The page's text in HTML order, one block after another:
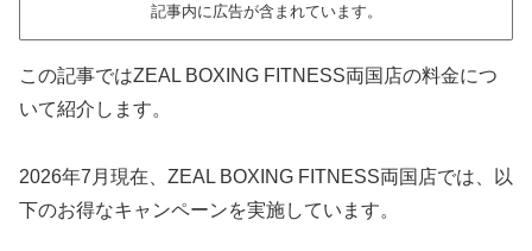
記事内に広告が含まれています。
この記事ではZEAL BOXING FITNESS両国店の料金につ
いて紹介します。
2026年7月現在、ZEAL BOXING FITNESS両国店では、以
下のお得なキャンペーンを実施しています。